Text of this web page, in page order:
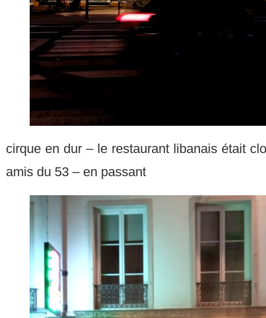
cirque en dur – le restaurant libanais était
amis du 53 – en passant